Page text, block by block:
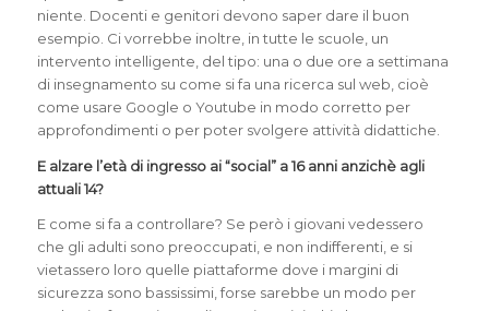
niente. Docenti e genitori devono saper dare il buon
esempio. Ci vorrebbe inoltre, in tutte le scuole, un
intervento intelligente, del tipo: una o due ore a settimana
di insegnamento su come si fa una ricerca sul web, cioè
come usare Google o Youtube in modo corretto per
approfondimenti o per poter svolgere attività didattiche.
E alzare l’età di ingresso ai “social” a 16 anni anzichè agli
attuali 14?
E come si fa a controllare? Se però i giovani vedessero
che gli adulti sono preoccupati, e non indifferenti, e si
vietassero loro quelle piattaforme dove i margini di
sicurezza sono bassissimi, forse sarebbe un modo per